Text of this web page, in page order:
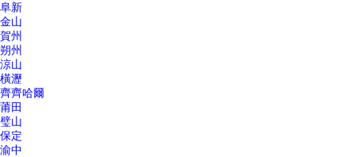
阜新
金山
賀州
朔州
涼山
橫瀝
齊齊哈爾
莆田
璧山
保定
渝中